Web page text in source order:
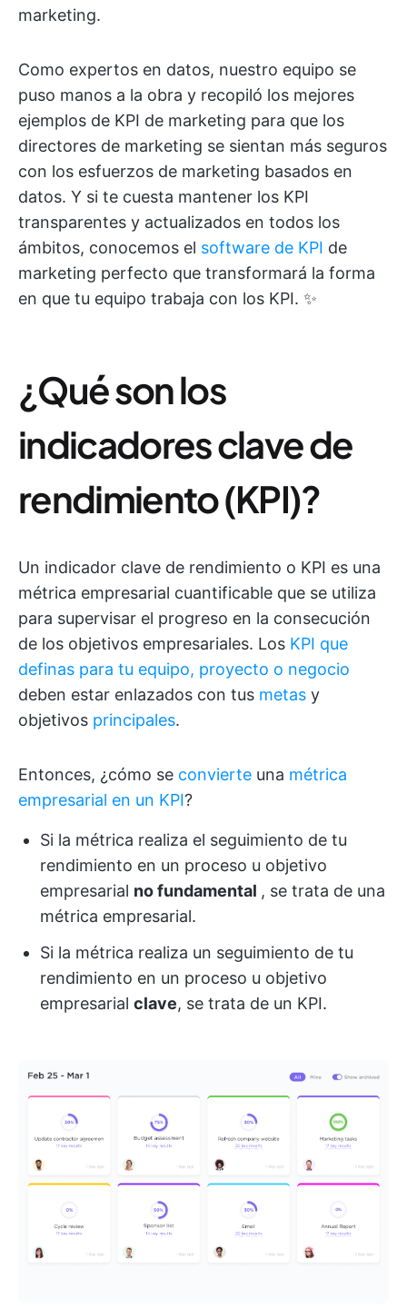
marketing.
Como expertos en datos, nuestro equipo se
puso manos a la obra y recopiló los mejores
ejemplos de KPI de marketing para que los
directores de marketing se sientan más seguros
con los esfuerzos de marketing basados en
datos. Y si te cuesta mantener los KPI
transparentes y actualizados en todos los
ámbitos, conocemos el software de KPI de
marketing perfecto que transformará la forma
en que tu equipo trabaja con los KPI. ✨
¿Qué son los
indicadores clave de
rendimiento (KPI)?
Un indicador clave de rendimiento o KPI es una
métrica empresarial cuantificable que se utiliza
para supervisar el progreso en la consecución
de los objetivos empresariales. Los KPI que
definas para tu equipo, proyecto o negocio
deben estar enlazados con tus metas y
objetivos principales.
Entonces, ¿cómo se convierte una métrica
empresarial en un KPI?
Si la métrica realiza el seguimiento de tu
rendimiento en un proceso u objetivo
empresarial no fundamental , se trata de una
métrica empresarial.
Si la métrica realiza un seguimiento de tu
rendimiento en un proceso u objetivo
empresarial clave, se trata de un KPI.